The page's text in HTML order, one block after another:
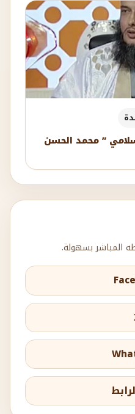
” محمد الحسن
المباشر بسهولة.